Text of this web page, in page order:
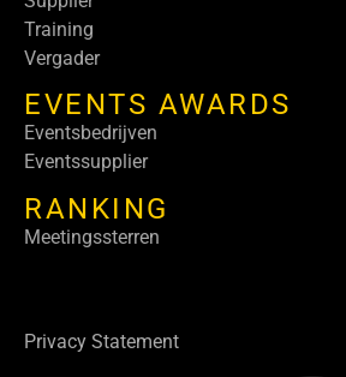
Training
Vergader
EVENTS AWARDS
Eventsbedrijven
Eventssupplier
RANKING
Meetingssterren
Privacy Statement